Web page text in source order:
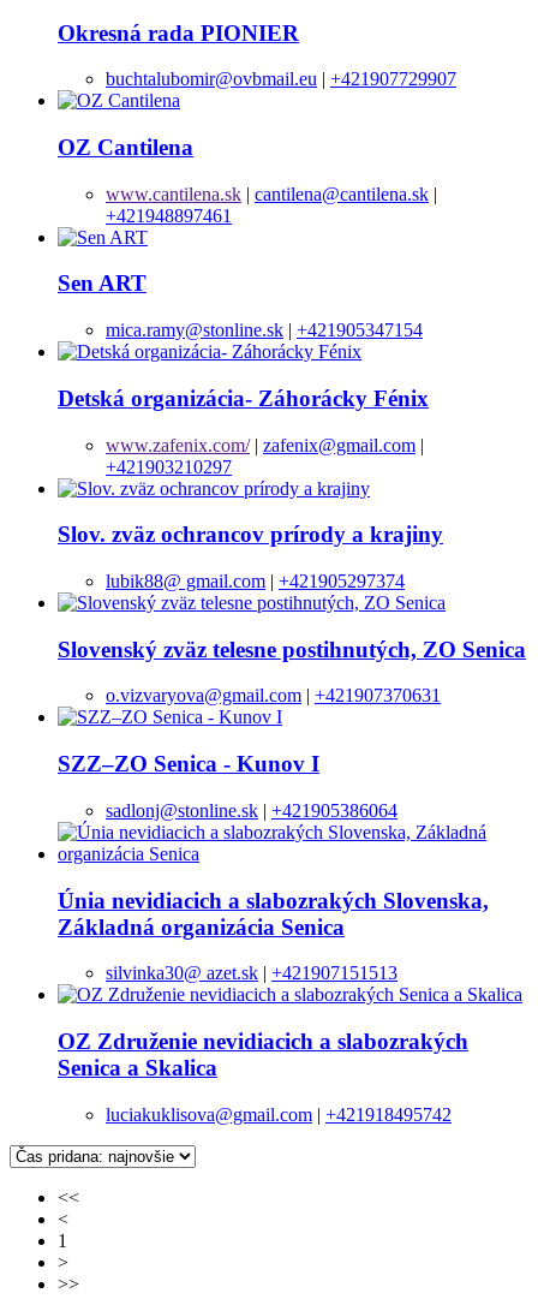
Okresná rada PIONIER
buchtalubomir@ovbmail.eu | +421907729907
OZ Cantilena
www.cantilena.sk | cantilena@cantilena.sk |
+421948897461
Sen ART
mica.ramy@stonline.sk | +421905347154
Detská organizácia- Záhorácky Fénix
www.zafenix.com/| zafenix@gmail.com |
+421903210297
Slov. zväz ochrancov prírody a krajiny
lubik88@ gmail.com | +421905297374
Slovenský zväz telesne postihnutých, ZO Senica
o.vizvaryova@gmail.com +421907370631
SZZ–ZO Senica - Kunov I
sadlonj@stonline.sk | +421905386064
Únia nevidiacich a slabozrakých Slovenska,
Základná organizácia Senica
silvinka30@ azet.sk | +421907151513
OZ Združenie nevidiacich a slabozrakých
Senica a Skalica
luciakuklisova@gmail.com | +421918495742
<<
<
1
>
>>